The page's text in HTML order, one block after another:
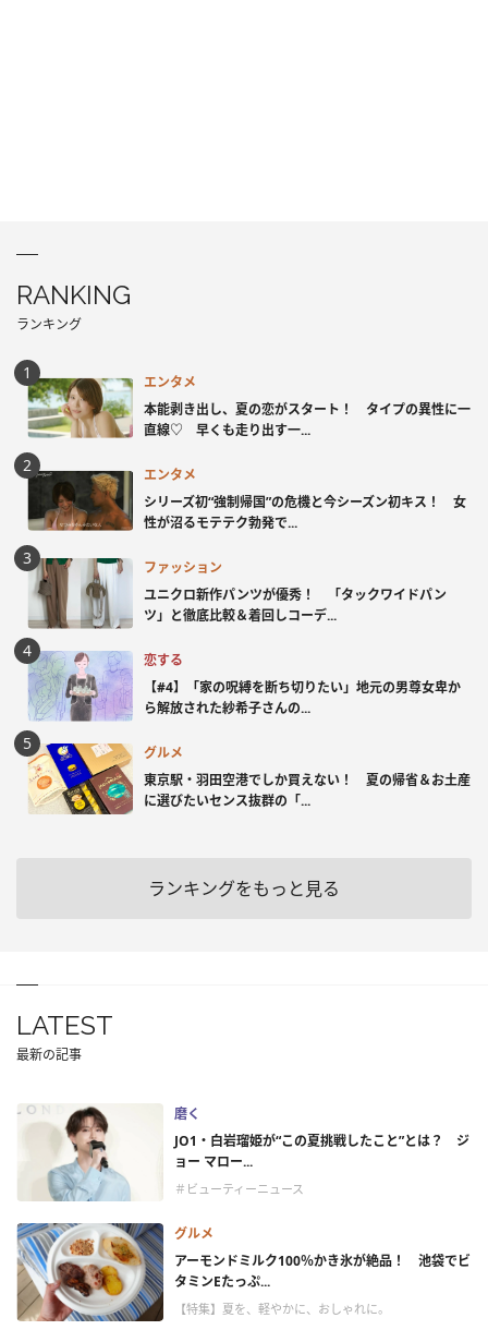
RANKING
ランキング
エンタメ
本能剥き出し、夏の恋がスタート！ タイプの異性に一
直線♡ 早くも走り出す一...
エンタメ
シリーズ初“強制帰国”の危機と今シーズン初キス！ 女
性が沼るモテテク勃発で...
ファッション
ユニクロ新作パンツが優秀！ 「タックワイドパン
ツ」と徹底比較＆着回しコーデ...
恋する
【#4】「家の呪縛を断ち切りたい」地元の男尊女卑か
ら解放された紗希子さんの...
グルメ
東京駅・羽田空港でしか買えない！ 夏の帰省＆お土産
に選びたいセンス抜群の「...
ランキングをもっと見る
LATEST
最新の記事
磨く
JO1・白岩瑠姫が“この夏挑戦したこと”とは？ ジ
ョー マロー...
＃ビューティーニュース
グルメ
アーモンドミルク100％かき氷が絶品！ 池袋でビ
タミンEたっぷ...
【特集】夏を、軽やかに、おしゃれに。